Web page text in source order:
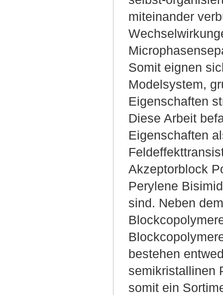
miteinander
Somit eignen
Modelsystem,
Eigenschaften
Diese Arbeit
Eigenschaften
Akzeptorblock
Perylene
sind. Neben
bestehen
semikristallinen
somit ein